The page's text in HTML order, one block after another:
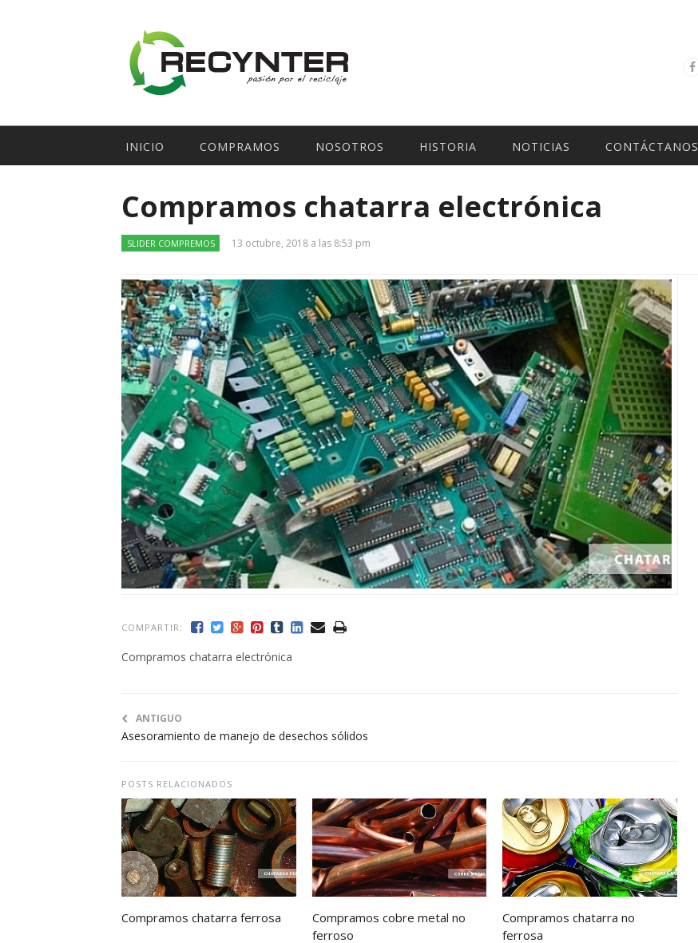
INICIO COMPRAMOS NOSOTROS HISTORIA NOTICIAS CONTÁCTANOS
Compramos chatarra electrónica
SLIDER COMPREMOS 13 octubre, 2018 a las 8:53 pm
COMPARTIR:
Compramos chatarra electrónica
ANTIGUO
Asesoramiento de manejo de desechos sólidos
POSTS RELACIONADOS
Compramos chatarra ferrosa
Compramos cobre metal no
ferroso
Compramos chatarra no
ferrosa